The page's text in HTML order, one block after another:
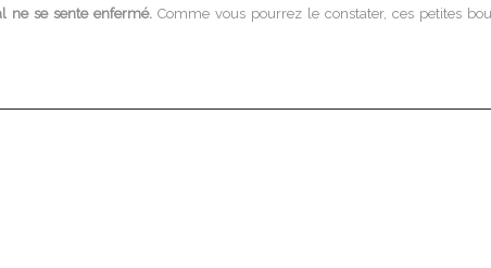
ne se sente enfermé. Comme vous pourrez le constater, ces petites